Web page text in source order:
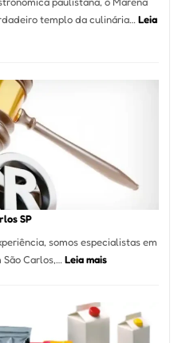
templo da culinária… Leia
SP
somos especialistas em
Carlos,… Leia mais:
Marcas
INPI